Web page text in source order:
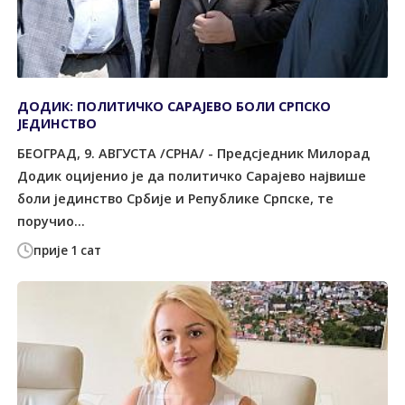
прије 1 сат
ДОДИК: ПОЛИТИЧКО САРАЈЕВО БОЛИ СРПСКО
ЈЕДИНСТВО
БЕОГРАД, 9. АВГУСТА /СРНА/ - Предсједник Милорад
Додик оцијенио је да политичко Сарајево највише
боли јединство Србије и Републике Српске, те
поручио...